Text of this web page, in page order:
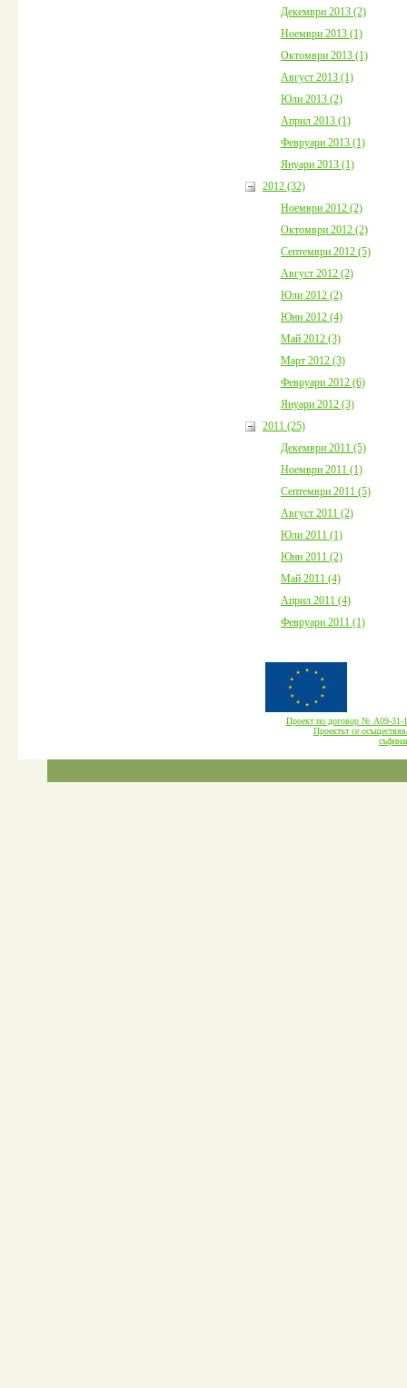
Декември 2013 (2)
Ноември 2013 (1)
Октомври 2013 (1)
Август 2013 (1)
Юли 2013 (2)
Април 2013 (1)
Февруари 2013 (1)
Януари 2013 (1)
2012 (32)
Ноември 2012 (2)
Октомври 2012 (2)
Септември 2012 (5)
Август 2012 (2)
Юли 2012 (2)
Юни 2012 (4)
Май 2012 (3)
Март 2012 (3)
Февруари 2012 (6)
Януари 2012 (3)
2011 (25)
Декември 2011 (5)
Ноември 2011 (1)
Септември 2011 (5)
Август 2011 (2)
Юли 2011 (1)
Юни 2011 (2)
Май 2011 (4)
Април 2011 (4)
Февруари 2011 (1)
Проект по договор № А09-
Проектът се